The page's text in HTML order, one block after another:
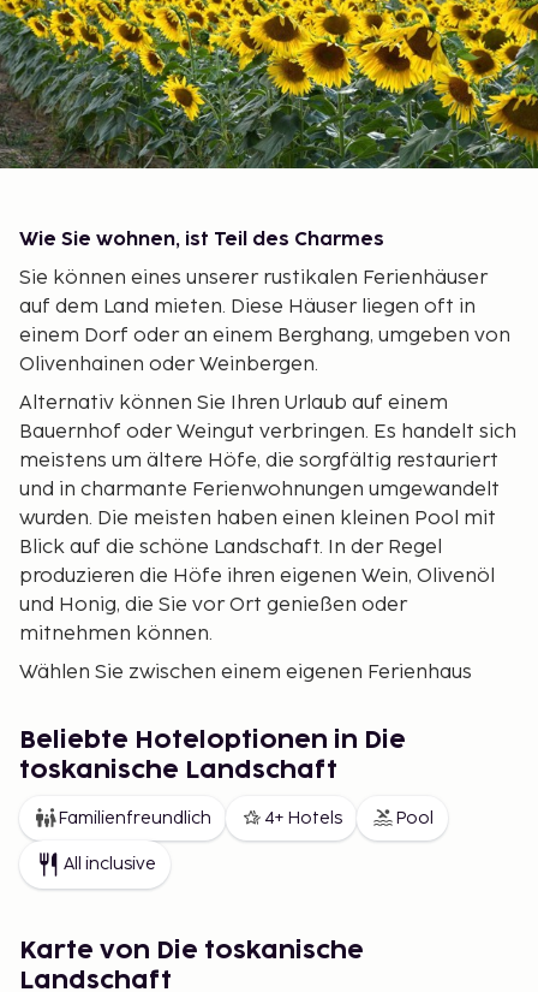
Wie Sie wohnen, ist Teil des Charmes
Sie können eines unserer rustikalen Ferienhäuser
auf dem Land mieten. Diese Häuser liegen oft in
einem Dorf oder an einem Berghang, umgeben von
Olivenhainen oder Weinbergen.
Alternativ können Sie Ihren Urlaub auf einem
Bauernhof oder Weingut verbringen. Es handelt sich
meistens um ältere Höfe, die sorgfältig restauriert
und in charmante Ferienwohnungen umgewandelt
wurden. Die meisten haben einen kleinen Pool mit
Blick auf die schöne Landschaft. In der Regel
produzieren die Höfe ihren eigenen Wein, Olivenöl
und Honig, die Sie vor Ort genießen oder
mitnehmen können.
Wählen Sie zwischen einem eigenen Ferienhaus
Hotels, ruhig gelegen auf dem Land oder in einer der
mittelalterlichen Städte der Region. Die toskanische
Gegend bietet weit mehr als nur Natur. Warum nicht
ein Wochenende in das bezaubernde Florenz oder
nach Volterra, eine der ältesten Städte Italiens,
erlebnisreicher Urlaub in einer wunderbaren
Beliebte Hoteloptionen in Die
toskanische Landschaft
Familienfreundlich 4+ Hotels Pool
All inclusive
Karte von Die toskanische
Landschaft